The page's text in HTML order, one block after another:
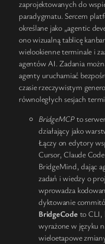
zaprojektowanych do
paradygmatu. Sercem
określane jako „agentic
ono wizualną tablicę
wielookienne terminale i
agentów AI. Zadania
agenty uruchamiać
czasie rzeczywistym
równoległych sesjach
BridgeMCPto
działający jako
Łączy on edytory
Cursor, Claude
BridgeMind, dając
zadań i wiedzy o
wprowadza
dyktowanie
BridgeCode to CLI,
wyrażone w języku
wieloetapowe